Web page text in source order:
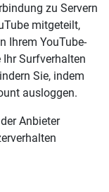
zu Servern
mitgeteilt,
Ihrem YouTube-
Surfverhalten
Sie, indem
ausloggen.
Anbieter